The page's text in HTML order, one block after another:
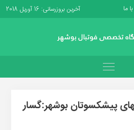
ما آخرین بروزرسانی: 16 آوریل 2018
پیشکسوتان بوشهر:گسار